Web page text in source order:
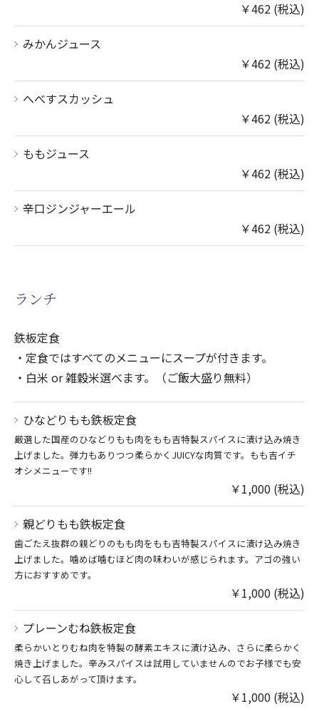
￥462 (税込)
みかんジュース
￥462 (税込)
へべすスカッシュ
￥462 (税込)
ももジュース
￥462 (税込)
辛口ジンジャーエール
￥462 (税込)
ランチ
鉄板定食
・定食ではすべてのメニューにスープが付きます。
・白米 or 雑穀米選べます。（ご飯大盛り無料）
ひなどりもも鉄板定食
厳選した国産のひなどりもも肉をもも吉特製スパイスに漬け込み焼き
上げました。弾力もありつつ柔らかくJUICYな肉質です。もも吉イチ
オシメニューです!!
￥1,000 (税込)
親どりもも鉄板定食
歯ごたえ抜群の親どりのもも肉をもも吉特製スパイスに漬け込み焼き
上げました。噛めば噛むほど肉の味わいが感じられます。アゴの強い
方におすすめです。
￥1,000 (税込)
プレーンむね鉄板定食
柔らかいとりむね肉を特製の酵素エキスに漬け込み、さらに柔らかく
焼き上げました。辛みスパイスは試用していませんのでお子様でも安
心して召しあがって頂けます。
￥1,000 (税込)